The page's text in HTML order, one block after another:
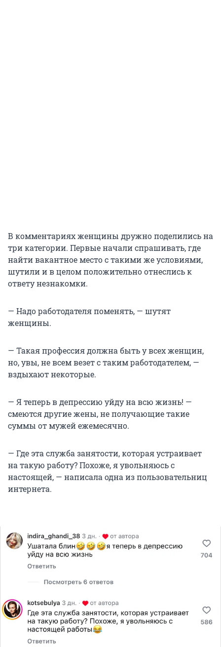
В комментариях женщины дружно поделились на
три категории. Первые начали спрашивать, где
найти вакантное место с такими же условиями,
шутили и в целом положительно отнеслись к
ответу незнакомки.
— Надо работодателя поменять, — шутят
женщины.
— Такая профессия должна быть у всех женщин,
но, увы, не всем везет с таким работодателем, —
вздыхают некоторые.
— Я теперь в депрессию уйду на всю жизнь! —
смеются другие жены, не получающие такие
суммы от мужей ежемесячно.
— Где эта служба занятости, которая устраивает
на такую работу? Похоже, я увольняюсь с
настоящей, — написала одна из пользовательниц
интернета.